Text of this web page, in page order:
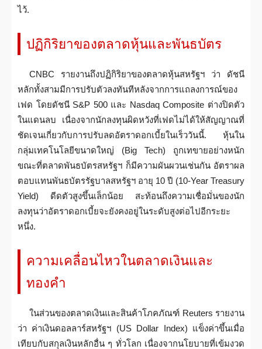
ไว้.
ปฏิกิริยาของตลาดหุ้นและพันธบัตร
CNBC รายงานถึงปฏิกิริยาของตลาดหุ้นสหรัฐฯ ว่า ดัชนี
หลักทั้งสามมีการปรับตัวลงทันทีหลังจากการแถลงการณ์ของ
เฟด โดยดัชนี S&P 500 และ Nasdaq Composite ต่างปิดตัว
ในแดนลบ เนื่องจากนักลงทุนผิดหวังที่เฟดไม่ได้ให้สัญญาณที่
ชัดเจนเกี่ยวกับการปรับลดอัตราดอกเบี้ยในเร็ววันนี้. หุ้นใน
กลุ่มเทคโนโลยีขนาดใหญ่ (Big Tech) ถูกเทขายอย่างหนัก
ขณะที่ตลาดพันธบัตรสหรัฐฯ ก็มีความผันผวนเช่นกัน อัตราผล
ตอบแทนพันธบัตรรัฐบาลสหรัฐฯ อายุ 10 ปี (10-Year Treasury
Yield) ดีดตัวสูงขึ้นเล็กน้อย สะท้อนถึงความเชื่อมั่นของนัก
ลงทุนว่าอัตราดอกเบี้ยจะยังคงอยู่ในระดับสูงต่อไปอีกระยะ
หนึ่ง.
ความเคลื่อนไหวในตลาดเงินและ
ทองคำ
ในส่วนของตลาดเงินและสินค้าโภคภัณฑ์ Reuters รายงาน
ว่า ค่าเงินดอลลาร์สหรัฐฯ (US Dollar Index) แข็งค่าขึ้นเมื่อ
เทียบกับสกุลเงินหลักอื่น ๆ ทั่วโลก เนื่องจากนโยบายที่เข้มงวด